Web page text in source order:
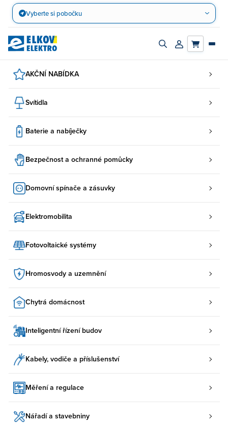
Přejít
obsah
Vyberte si pobočku
Zapnout/vypnout
Přihlásit/
AKČNÍ NABÍDKA
Svítidla
Baterie a nabíječky
Bezpečnost a ochranné pomůcky
Domovní spínače a zásuvky
Elektromobilita
Fotovoltaické systémy
Hromosvody a uzemnění
Chytrá domácnost
Inteligentní řízení budov
Kabely, vodiče a příslušenství
Měření a regulace
Nářadí a stavebniny